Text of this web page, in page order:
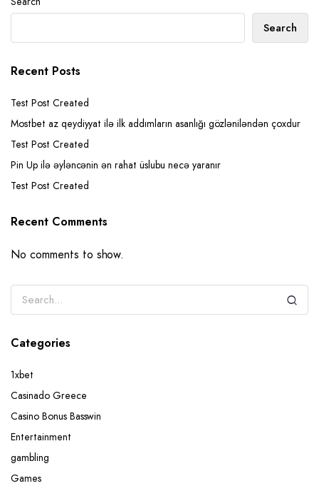
Search
Recent Posts
Test Post Created
Mostbet az qeydiyyat ilə ilk addımların asanlığı gözləniləndən çoxdur
Test Post Created
Pin Up ilə əyləncənin ən rahat üslubu necə yaranır
Test Post Created
Recent Comments
No comments to show.
Categories
1xbet
Casinado Greece
Casino Bonus Basswin
Entertainment
gambling
Games